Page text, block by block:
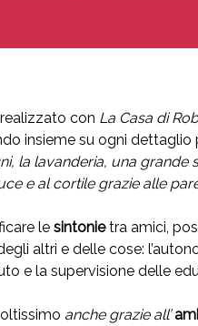
con La Casa di
insieme su ogni dettaglio
la lavanderia, una
e al cortile grazie alle
le sintonietra amici,
altri e delle cose:
e la supervisione delle
anche grazie all’